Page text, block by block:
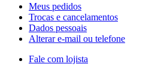
Meus pedidos
Trocas e cancelamentos
Dados pessoais
Alterar e-mail ou telefone
Fale com lojista